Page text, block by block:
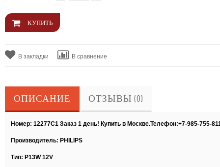
В закладки В сравнение
ОПИСАНИЕ ОТЗЫВЫ (0)
Номер: 12277C1 Заказ 1 день! Купить в Москве.Телефон:+7-985-755-
Производитель: PHILIPS
Тип: P13W 12V